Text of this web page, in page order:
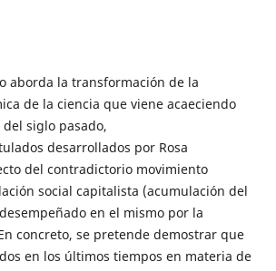
aborda la transformación de la
de la ciencia que viene acaeciendo
del siglo pasado,
desarrollados por Rosa
del contradictorio movimiento
social capitalista (acumulación del
en el mismo por la
concreto, se pretende demostrar que
en los últimos tiempos en materia de